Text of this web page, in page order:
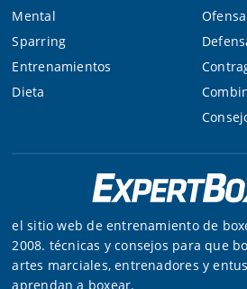
Mental
Sparring
Entrenamientos
Dieta
Ofensa
el sitio web de entrenamiento de
2008. técnicas y consejos para que
artes marciales, entrenadores y
aprendan a boxear.